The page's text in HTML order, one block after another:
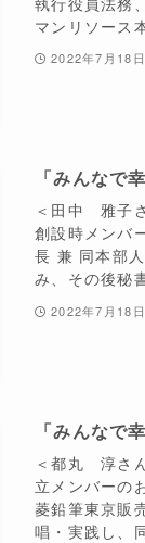
マンリソース
2022年7月18日
「みんなで
＜田中 雅子
創設時メンバ
長 兼 同本部
み、その後秘
2022年7月18日
「みんなで
＜都丸 淳さ
立メンバーの
菱鉛筆東京販
唱・実践し、